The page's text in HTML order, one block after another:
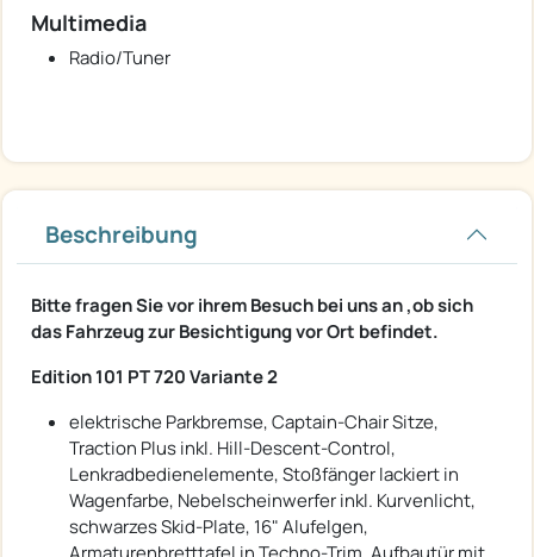
Multimedia
Radio/Tuner
Beschreibung
Bitte fragen Sie vor ihrem Besuch bei uns an ,ob sich
das Fahrzeug zur Besichtigung vor Ort befindet.
Edition 101 PT 720 Variante 2
elektrische Parkbremse, Captain-Chair Sitze,
Traction Plus inkl. Hill-Descent-Control,
Lenkradbedienelemente, Stoßfänger lackiert in
Wagenfarbe, Nebelscheinwerfer inkl. Kurvenlicht,
schwarzes Skid-Plate, 16" Alufelgen,